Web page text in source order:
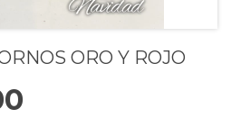
ORO Y ROJO